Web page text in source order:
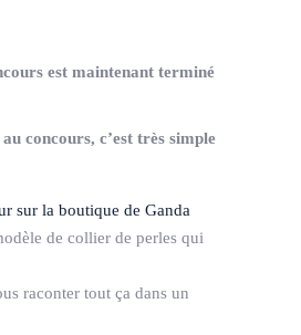
est maintenant terminé
concours, c’est très simple
sur la boutique de Ganda
de collier de perles qui
raconter tout ça dans un